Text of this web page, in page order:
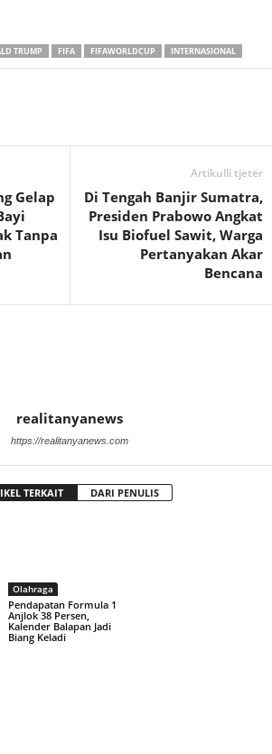
TRUMP FIFA FIFAWORLDCUP INTERNASIONAL
Gelap
Tanpa
Artikulli tjetër
Di Tengah Banjir Sumatra,
Presiden Prabowo Angkat
Isu Biofuel Sawit, Warga
Pertanyakan Akar
Bencana
realitanyanews
https://realitanyanews.com
TERKAIT DARI PENULIS
Olahraga
Pendapatan Formula 1
Anjlok 38 Persen,
Kalender Balapan Jadi
Biang Keladi